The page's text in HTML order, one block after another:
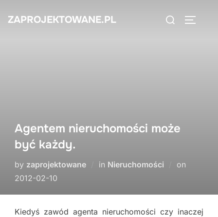
ZAPROJEKTOWANE.PL
Search
Agentem nieruchomości może
być każdy.
by zaprojektowane in Nieruchomości on
2012-02-10
Kiedyś zawód agenta nieruchomości czy inaczej